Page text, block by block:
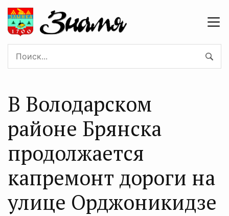
В Володарском
районе Брянска
продолжается
капремонт дороги на
улице Орджоникидзе